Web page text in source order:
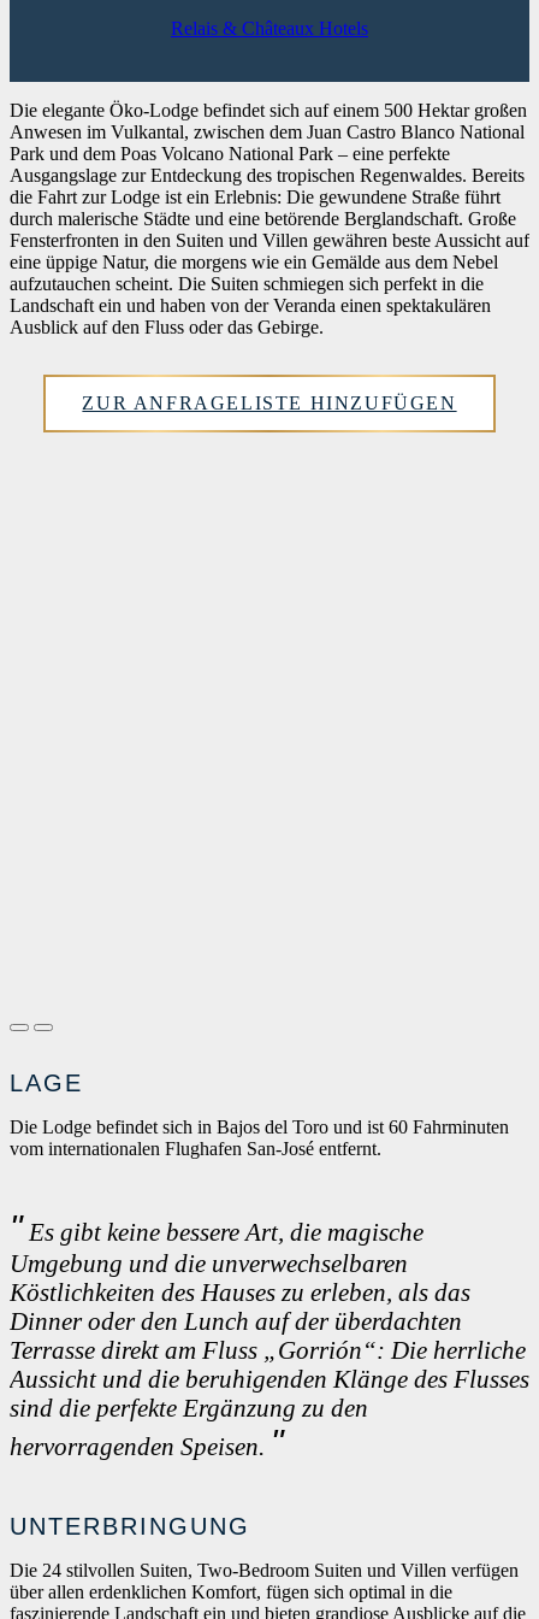
Relais & Châteaux Hotels
Die elegante Öko-Lodge befindet sich auf einem 500 Hektar großen
Anwesen im Vulkantal, zwischen dem Juan Castro Blanco National
Park und dem Poas Volcano National Park – eine perfekte
Ausgangslage zur Entdeckung des tropischen Regenwaldes. Bereits
die Fahrt zur Lodge ist ein Erlebnis: Die gewundene Straße führt
durch malerische Städte und eine betörende Berglandschaft. Große
Fensterfronten in den Suiten und Villen gewähren beste Aussicht auf
eine üppige Natur, die morgens wie ein Gemälde aus dem Nebel
aufzutauchen scheint. Die Suiten schmiegen sich perfekt in die
Landschaft ein und haben von der Veranda einen spektakulären
Ausblick auf den Fluss oder das Gebirge.
ZUR ANFRAGELISTE HINZUFÜGEN
LAGE
Die Lodge befindet sich in Bajos del Toro und ist 60 Fahrminuten
vom internationalen Flughafen San-José entfernt.
Es gibt keine bessere Art, die magische
Umgebung und die unverwechselbaren
Köstlichkeiten des Hauses zu erleben, als das
Dinner oder den Lunch auf der überdachten
Terrasse direkt am Fluss „Gorrión“: Die herrliche
Aussicht und die beruhigenden Klänge des Flusses
sind die perfekte Ergänzung zu den
hervorragenden Speisen.
UNTERBRINGUNG
Die 24 stilvollen Suiten, Two-Bedroom Suiten und Villen verfügen
über allen erdenklichen Komfort, fügen sich optimal in die
faszinierende Landschaft ein und bieten grandiose Ausblicke auf die